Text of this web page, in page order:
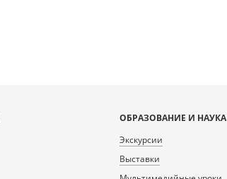
ОБРАЗОВАНИЕ И НАУКА
Экскурсии
Выставки